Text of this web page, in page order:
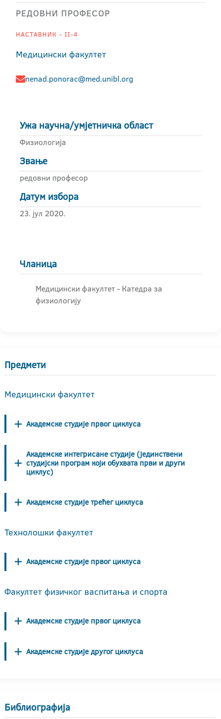
РЕДОВНИ ПРОФЕСОР
НАСТАВНИК - II-4
Медицински факултет
nenad.ponorac@med.unibl.org
Ужа научна/умјетничка област
Физиологија
Звање
редовни професор
Датум избора
23. јул 2020.
Чланица
Медицински факултет - Катедра за
физиологију
Предмети
Медицински факултет
Академске студије првог циклуса
Академске интегрисане студије (јединствени
студијски програм који обухвата први и други
циклус)
Академске студије трећег циклуса
Технолошки факултет
Академске студије првог циклуса
Факултет физичког васпитања и спорта
Академске студије првог циклуса
Академске студије другог циклуса
Библиографија